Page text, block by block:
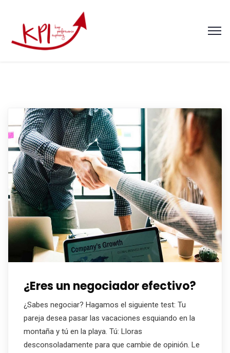
¿Eres un negociador efectivo?
¿Sabes negociar? Hagamos el siguiente test: Tu
pareja desea pasar las vacaciones esquiando en la
montaña y tú en la playa. Tú: Lloras
desconsoladamente para que cambie de opinión. Le